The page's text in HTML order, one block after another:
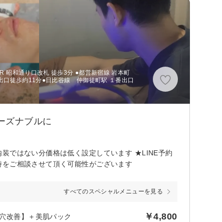
和通り口改札 徒歩3分 ●都営新宿線 岩本町
徒歩約11分●日比谷線 仲御徒町駅 １番出口
ズナブルに
ではない分価格は低く設定しています ★LINE予約
ご相談させて頂く可能性がございます
すべてのスペシャルメニューを見る
改善】＋美肌パック ￥4,800